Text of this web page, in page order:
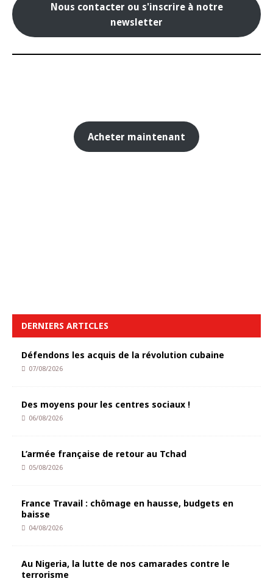
Nous contacter ou s'inscrire à notre
newsletter
Acheter maintenant
DERNIERS ARTICLES
Défendons les acquis de la révolution cubaine
07/08/2026
Des moyens pour les centres sociaux !
06/08/2026
L’armée française de retour au Tchad
05/08/2026
France Travail : chômage en hausse, budgets en
baisse
04/08/2026
Au Nigeria, la lutte de nos camarades contre le
terrorisme